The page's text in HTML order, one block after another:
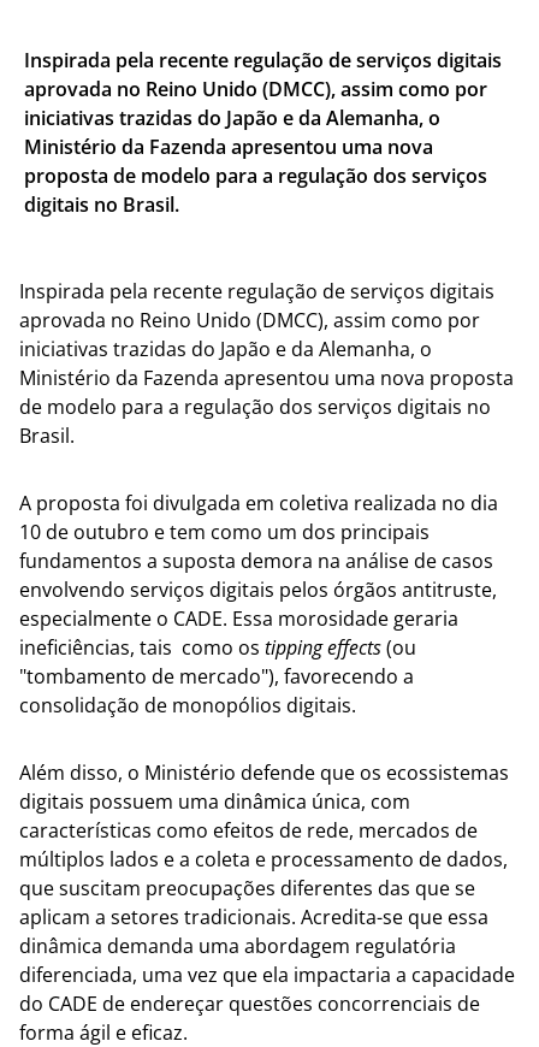
Inspirada pela recente regulação de serviços digitais
aprovada no Reino Unido (DMCC), assim como por
iniciativas trazidas do Japão e da Alemanha, o
Ministério da Fazenda apresentou uma nova
proposta de modelo para a regulação dos serviços
digitais no Brasil.
Inspirada pela recente regulação de serviços digitais
aprovada no Reino Unido (DMCC), assim como por
iniciativas trazidas do Japão e da Alemanha, o
Ministério da Fazenda apresentou uma nova proposta
de modelo para a regulação dos serviços digitais no
Brasil.
A proposta foi divulgada em coletiva realizada no dia
10 de outubro e tem como um dos principais
fundamentos a suposta demora na análise de casos
envolvendo serviços digitais pelos órgãos antitruste,
especialmente o CADE. Essa morosidade geraria
ineficiências, tais como os tipping effects(ou
"tombamento de mercado"), favorecendo a
consolidação de monopólios digitais.
Além disso, o Ministério defende que os ecossistemas
digitais possuem uma dinâmica única, com
características como efeitos de rede, mercados de
múltiplos lados e a coleta e processamento de dados,
que suscitam preocupações diferentes das que se
aplicam a setores tradicionais. Acredita-se que essa
dinâmica demanda uma abordagem regulatória
diferenciada, uma vez que ela impactaria a capacidade
do CADE de endereçar questões concorrenciais de
forma ágil e eficaz.